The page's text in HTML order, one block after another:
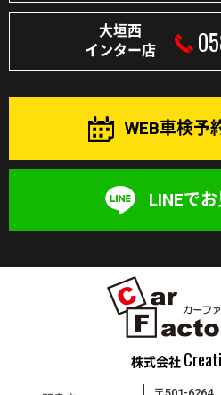
大垣西
インター店
WEB車検予
LINEで
株式会社